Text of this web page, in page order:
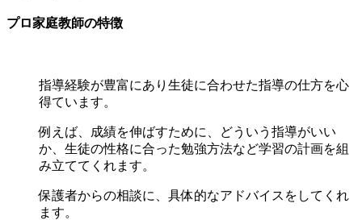
プロ家庭教師の特徴
指導経験が豊富にあり生徒に合わせた指導の仕方を心
得ています。
例えば、成績を伸ばすために、どういう指導がいい
か、生徒の性格に合った勉強方法など学習の計画を組
み立ててくれます。
保護者からの相談に、具体的なアドバイスをしてくれ
ます。